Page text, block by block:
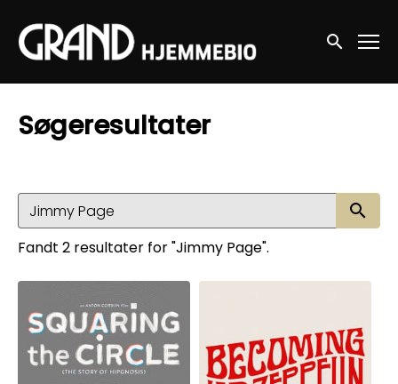
Accessibility Links
Søg nu
Søgeresultater
Fandt 2 resultater for "Jimmy Page".